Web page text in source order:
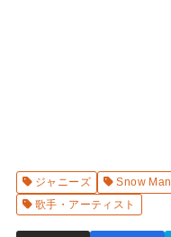
ジャニーズ Snow Man
歌手・アーティスト